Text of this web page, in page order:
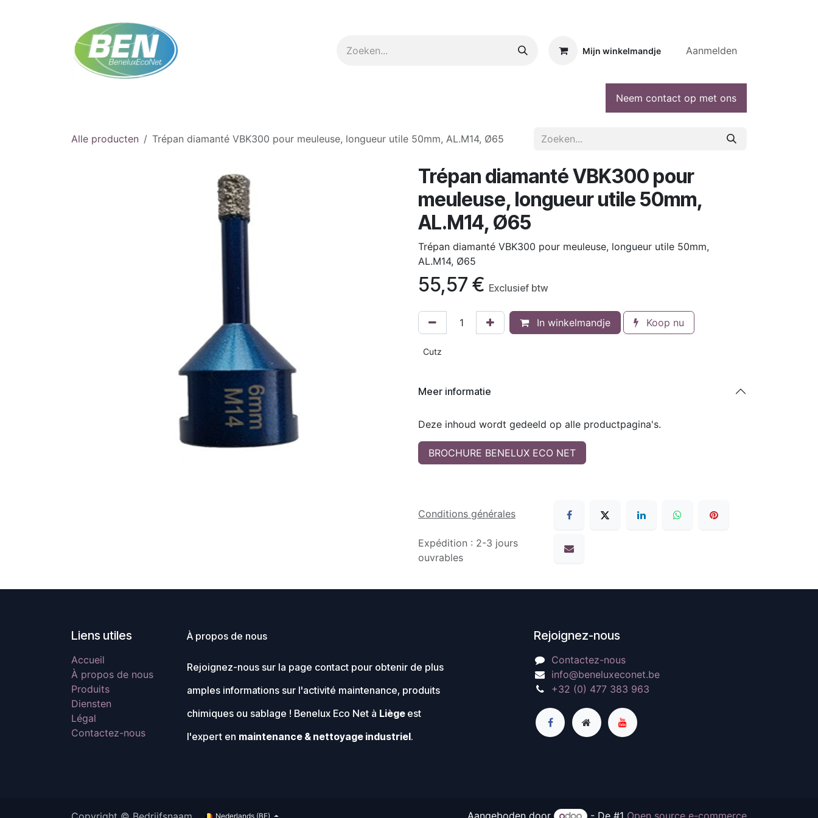
Mijn winkelmandje Aanmelden
Neem contact op met ons
Alle producten Trépan diamanté VBK300 pour meuleuse, longueur utile 50mm, AL.M14, Ø65
Trépan diamanté VBK300 pour
meuleuse, longueur utile 50mm,
AL.M14, Ø65
Trépan diamanté VBK300 pour meuleuse, longueur utile 50mm,
AL.M14, Ø65
55,57 € Exclusief btw
In winkelmandje Koop nu
Cutz
Meer informatie
Deze inhoud wordt gedeeld op alle productpagina's.
BROCHURE BENELUX ECO NET
Conditions générales
Expédition : 2-3 jours
ouvrables
Liens utiles
Accueil
À propos de nous
Produits
Diensten
Légal
Contactez-nous
À propos de nous
Rejoignez-nous sur la page contact pour obtenir de plus
amples informations sur l'activité maintenance, produits
chimiques ou sablage ! Benelux Eco Net à Liège est
l'expert en maintenance & nettoyage industriel.
Rejoignez-nous
Contactez-nous
info@beneluxeconet.be
+32 (0) 477 383 963
Nederlands (BE) Aangeboden door - De #1 Open source e-commerce